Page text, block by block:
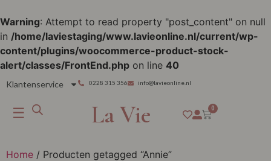
Warning: Attempt to read property "post_content" on null
in /home/laviestaging/www.lavieonline.nl/current/wp-
content/plugins/woocommerce-product-stock-
alert/classes/FrontEnd.php on line 40
Klantenservice 0228 315 356 info@lavieonline.nl
☰ La Vie 0
Home / Producten getagged “Annie”